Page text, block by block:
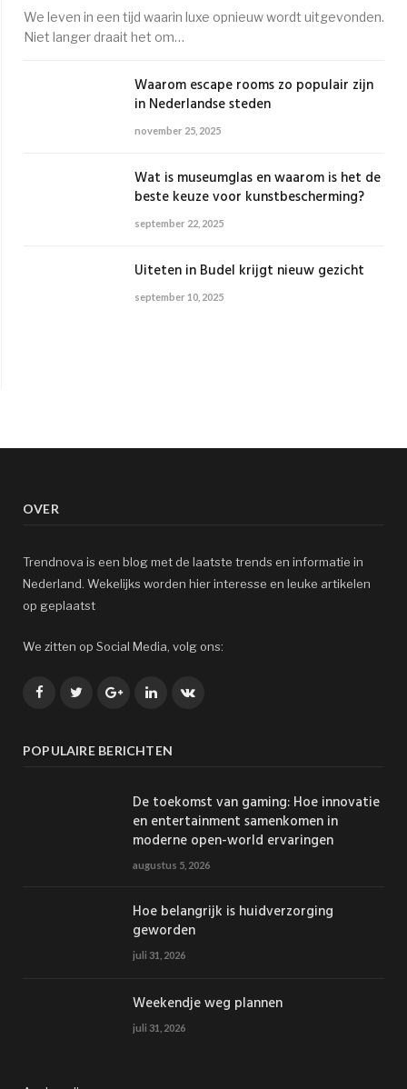
We leven in een tijd waarin luxe opnieuw wordt uitgevonden.
Niet langer draait het om…
Waarom escape rooms zo populair zijn
in Nederlandse steden
november 25, 2025
Wat is museumglas en waarom is het de
beste keuze voor kunstbescherming?
september 22, 2025
Uiteten in Budel krijgt nieuw gezicht
september 10, 2025
OVER
Trendnova is een blog met de laatste trends en informatie in
Nederland. Wekelijks worden hier interesse en leuke artikelen
op geplaatst
We zitten op Social Media, volg ons:
FacebookTwitterGoogle+LinkedInVK
POPULAIRE BERICHTEN
De toekomst van gaming: Hoe innovatie
en entertainment samenkomen in
moderne open-world ervaringen
augustus 5, 2026
Hoe belangrijk is huidverzorging
geworden
juli 31, 2026
Weekendje weg plannen
juli 31, 2026